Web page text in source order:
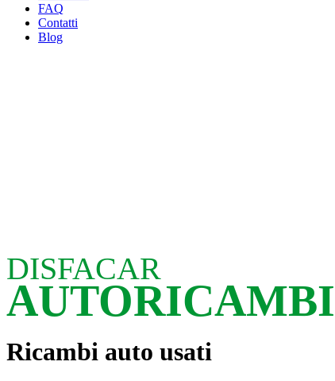
FAQ
Contatti
Blog
DISFACAR
AUTORICAMBI
Ricambi auto usati